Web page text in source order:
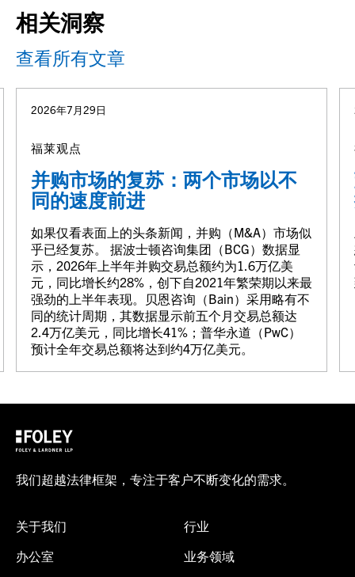
相关洞察
查看所有文章
2026年7月29日
福莱观点
并购市场的复苏：两个市场以不
同的速度前进
如果仅看表面上的头条新闻，并购（M&A）市场似
乎已经复苏。 据波士顿咨询集团（BCG）数据显
示，2026年上半年并购交易总额约为1.6万亿美
元，同比增长约28%，创下自2021年繁荣期以来最
强劲的上半年表现。贝恩咨询（Bain）采用略有不
同的统计周期，其数据显示前五个月交易总额达
2.4万亿美元，同比增长41%；普华永道（PwC）
预计全年交易总额将达到约4万亿美元。
我们超越法律框架，专注于客户不断变化的需求。
关于我们
办公室
行业
业务领域